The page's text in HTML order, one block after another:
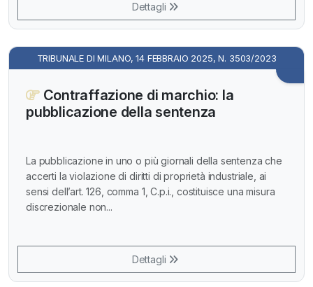
Dettagli
TRIBUNALE DI MILANO, 14 FEBBRAIO 2025, N. 3503/2023
Contraffazione di marchio: la
pubblicazione della sentenza
La pubblicazione in uno o più giornali della sentenza che
accerti la violazione di diritti di proprietà industriale, ai
sensi dell’art. 126, comma 1, C.p.i., costituisce una misura
discrezionale non...
Dettagli